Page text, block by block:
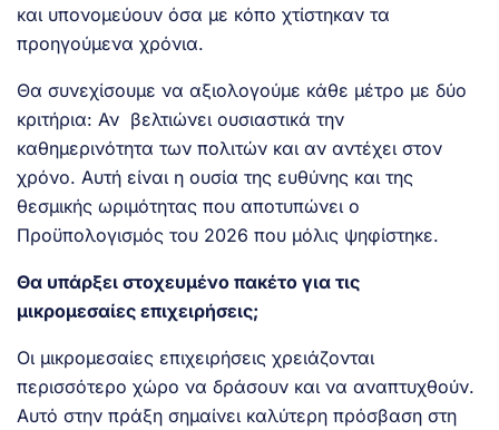
και υπονομεύουν όσα με κόπο χτίστηκαν τα
προηγούμενα χρόνια.
Θα συνεχίσουμε να αξιολογούμε κάθε μέτρο με δύο
κριτήρια: Αν βελτιώνει ουσιαστικά την
καθημερινότητα των πολιτών και αν αντέχει στον
χρόνο. Αυτή είναι η ουσία της ευθύνης και της
θεσμικής ωριμότητας που αποτυπώνει ο
Προϋπολογισμός του 2026 που μόλις ψηφίστηκε.
Θα υπάρξει στοχευμένο πακέτο για τις
μικρομεσαίες επιχειρήσεις;
Οι μικρομεσαίες επιχειρήσεις χρειάζονται
περισσότερο χώρο να δράσουν και να αναπτυχθούν.
Αυτό στην πράξη σημαίνει καλύτερη πρόσβαση στη